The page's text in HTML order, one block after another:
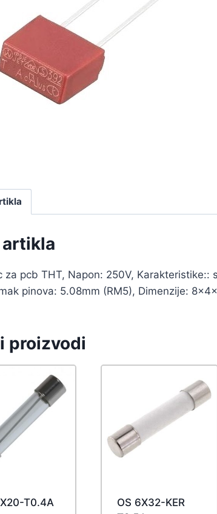
za pcb THT, Napon: 250V,
pinova: 5.08mm (RM5), Dimenzije:
proizvodi
T0.4A
OS 6X32-KER